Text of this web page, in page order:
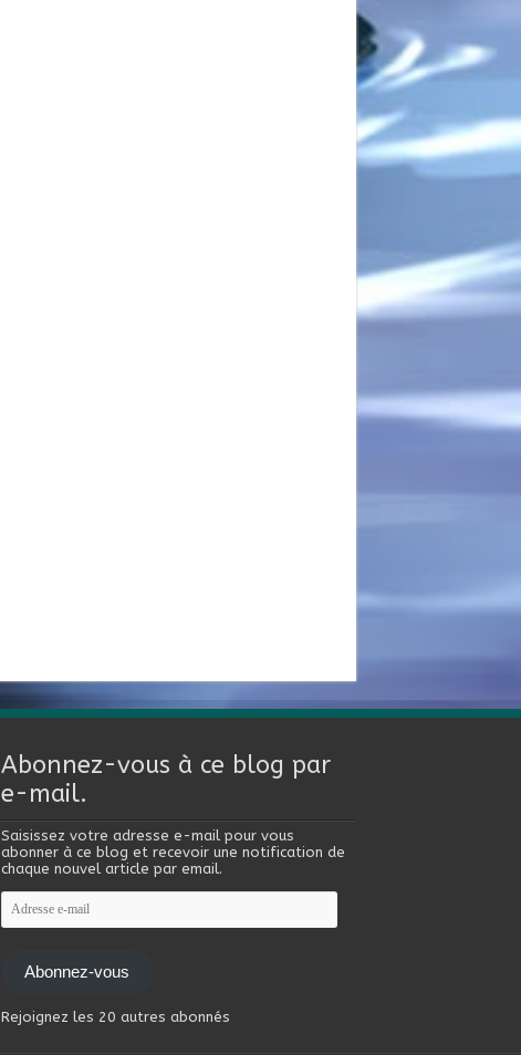
Abonnez-vous à ce blog par
e-mail.
Saisissez votre adresse e-mail pour vous
abonner à ce blog et recevoir une notification de
chaque nouvel article par email.
Adresse
e-
mail
Abonnez-vous
Rejoignez les 20 autres abonnés